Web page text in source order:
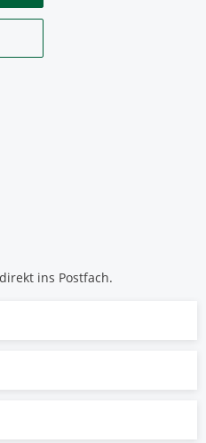
ins Postfach.